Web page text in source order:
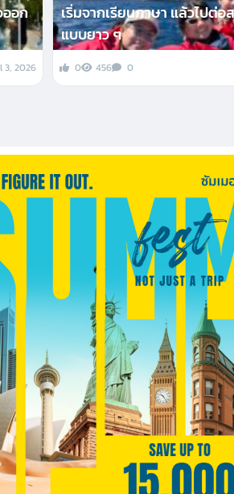
ออก
3, 2026
เริ่มจากเรียนภาษา แล้วไปต่
แบบยาว ๆ
0 456 0